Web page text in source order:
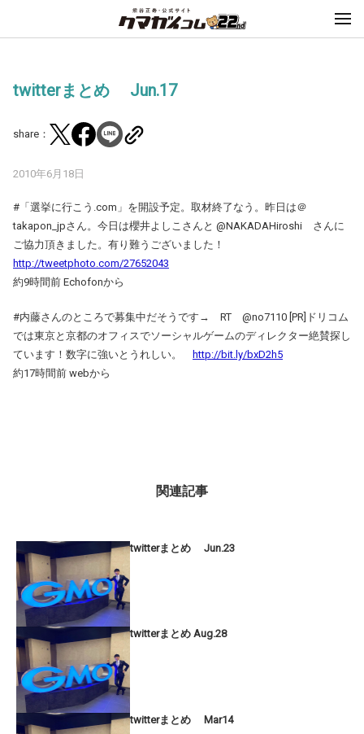
twitterまとめ Jun.17
share：
2010年6月18日
#「選挙に行こう.com」を開設予定。取材終了なう。昨日は＠
takapon_jpさん。今日は櫻井よしこさんと @NAKADAHiroshi さんに
ご協力頂きました。有り難うございました！
http://tweetphoto.com/27652043
約9時間前 Echofonから
#内藤さんのところで募集中だそうです→ RT @no7110 [PR]ドリコム
では東京と京都のオフィスでソーシャルゲームのディレクター絶賛探し
ています！数字に強いとうれしい。
http://bit.ly/bxD2h5
約17時間前 webから
関連記事
twitterまとめ Jun.23
twitterまとめ Aug.28
twitterまとめ Mar14